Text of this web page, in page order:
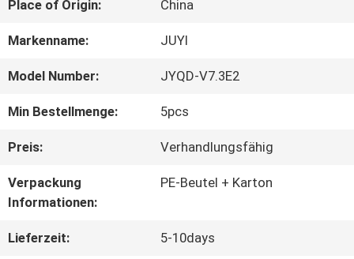
FABRIK
TOUR
QUALITÄTSKONTROLLE
Place of Origin: China
Markenname: JUYI
Model Number: JYQD-V7.3E2
Min Bestellmenge: 5pcs
Preis: Verhandlungsfähig
Verpackung
Informationen:
PE-Beutel + Karton
Lieferzeit: 5-10days